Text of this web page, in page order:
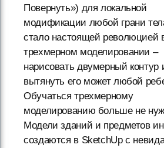
Повернуть») для локальной
модификации любой грани
стало настоящей революцией
трехмерном моделировании –
нарисовать двумерный контур
вытянуть его может любой
Обучаться трехмерному
моделированию больше не
Модели зданий и предметов
создаются в SketchUp с